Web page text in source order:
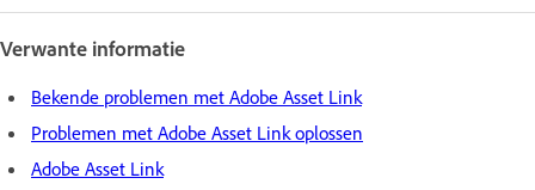
Verwante informatie
Bekende problemen met Adobe Asset Link
Problemen met Adobe Asset Link oplossen
Adobe Asset Link